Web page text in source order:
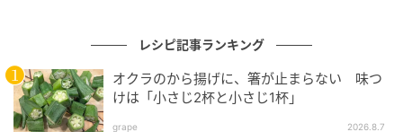
レシピ記事ランキング
オクラのから揚げに、箸が止まらない 味つ
けは「小さじ2杯と小さじ1杯」
grape 2026.8.7